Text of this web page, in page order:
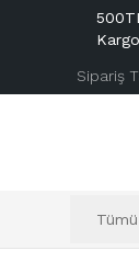
Sipariş
Tümü